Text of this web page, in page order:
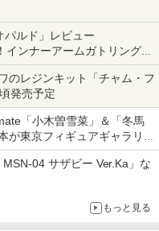
パルド」レビュー
インナーアームガトリングの
トでキット化！
のレジンキット「チャム・フ
発売予定
「小木曽雪菜」＆「冬馬
東京フィギュアギャラリー
04 サザビー Ver.Ka」な
もっと見る